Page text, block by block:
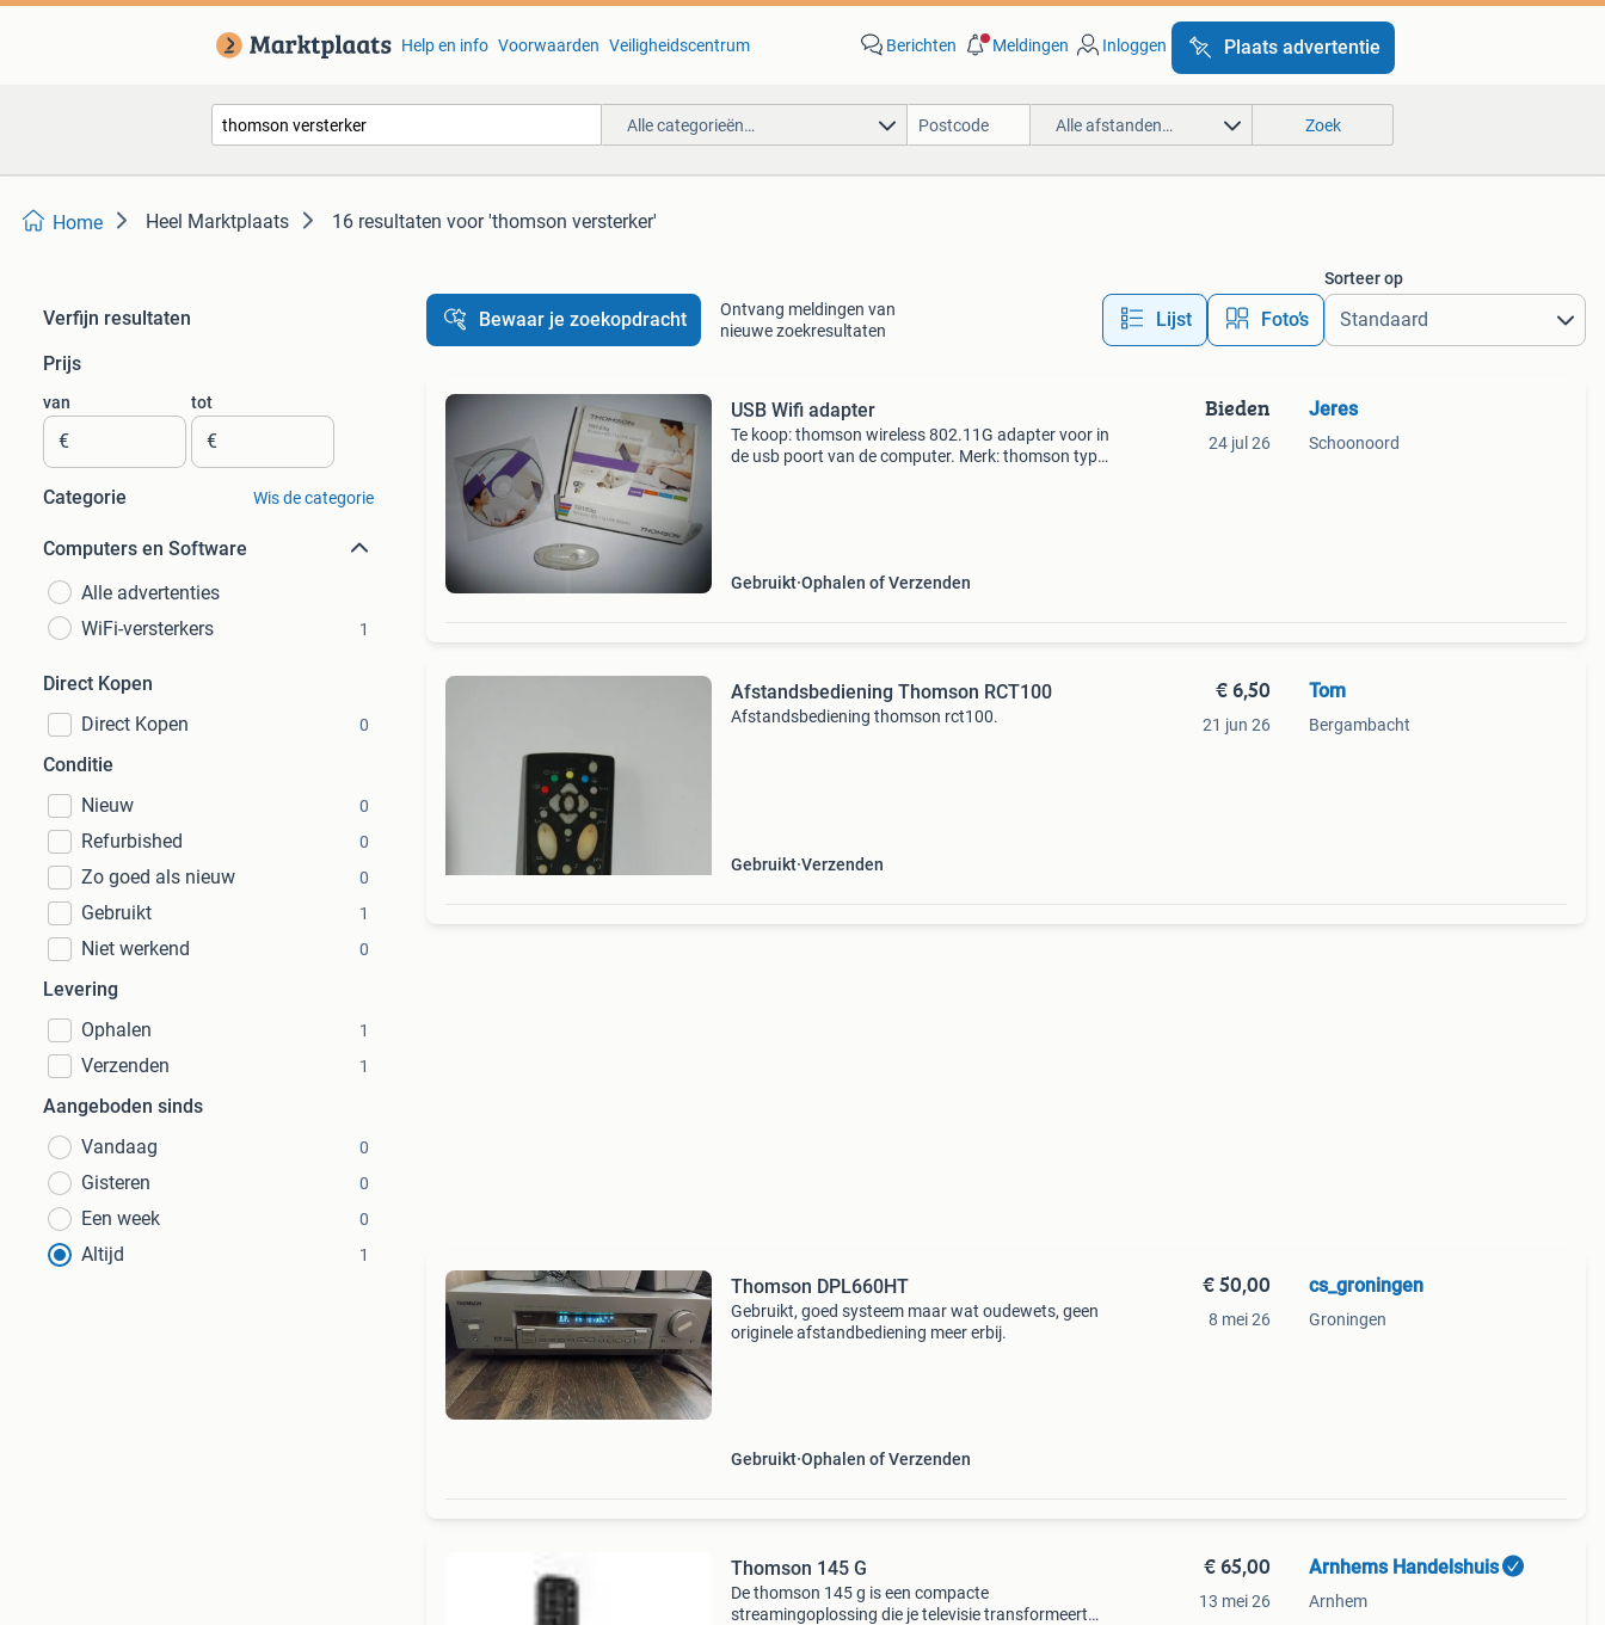
Help en info Voorwaarden Veiligheidscentrum Berichten Meldingen Inloggen Plaats advertentie
Alle categorieën… Alle afstanden… Zoek
Home Heel Marktplaats 16 resultaten voor 'thomson versterker'
Verfijn resultaten
Prijs
van
€
tot
€
Categorie Wis de categorie
Computers en Software
Alle advertenties
WiFi-versterkers
1
Direct Kopen
Direct Kopen
0
Conditie
Nieuw
0
Refurbished 0
Zo goed als nieuw 0
Gebruikt 1
Niet werkend 0
Levering
Ophalen
1
Verzenden 1
Aangeboden sinds
Vandaag
0
Gisteren 0
Een week 0
Altijd 1
Bewaar je zoekopdracht
Ontvang meldingen van
nieuwe zoekresultaten
Lijst Foto’s
Sorteer op
USB Wifi adapter
Te koop: thomson wireless 802.11G adapter voor in
de usb poort van de computer. Merk: thomson type:
Gebruikt Ophalen of Verzenden
Bieden
24 jul 26
Jeres
Schoonoord
Afstandsbediening Thomson RCT100
Afstandsbediening thomson rct100.
Gebruikt Verzenden
€ 6,50
21 jun 26
Tom
Bergambacht
Thomson DPL660HT
Gebruikt, goed systeem maar wat oudewets, geen
originele afstandbediening meer erbij.
Gebruikt Ophalen of Verzenden
€ 50,00
8 mei 26
cs_groningen
Groningen
Thomson 145 G
De thomson 145 g is een compacte
streamingoplossing die je televisie transformeert
€ 65,00
13 mei 26
Arnhems Handelshuis
Arnhem